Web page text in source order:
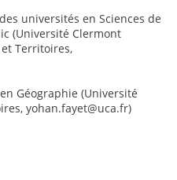
universités en Sciences de
(Université Clermont
et Territoires,
Géographie (Université
yohan.fayet@uca.fr)